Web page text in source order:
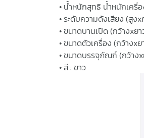
• น้ำหนักสุทธิ น้ำหนักเครื่
• ระดับความดังเสียง (สูง
• ขนาดบานเปิด (กว้างxย
• ขนาดตัวเครื่อง (กว้างx
• ขนาดบรรจุภัณฑ์ (กว้างx
• สี : ขาว